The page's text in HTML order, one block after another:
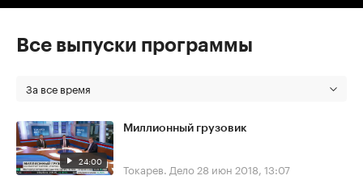
Все выпуски программы
За все время
24:00
Миллионный грузовик
Токарев. Дело 28 июн 2018, 13:07